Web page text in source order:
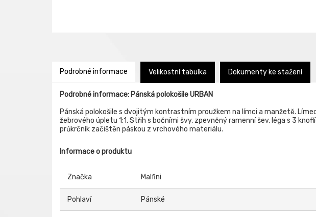
Podrobné informace Velikostní tabulka Dokumenty ke stažení
Podrobné informace: Pánská polokošile URBAN
Pánská polokošile s dvojitým kontrastním proužkem na límci a manžetě.
žebrového úpletu 1:1. Střih s bočními švy, zpevněný ramenní šev, léga s 3
průkrčník začištěn páskou z vrchového materiálu.
Informace o produktu
Značka Malfini
Pohlaví Pánské